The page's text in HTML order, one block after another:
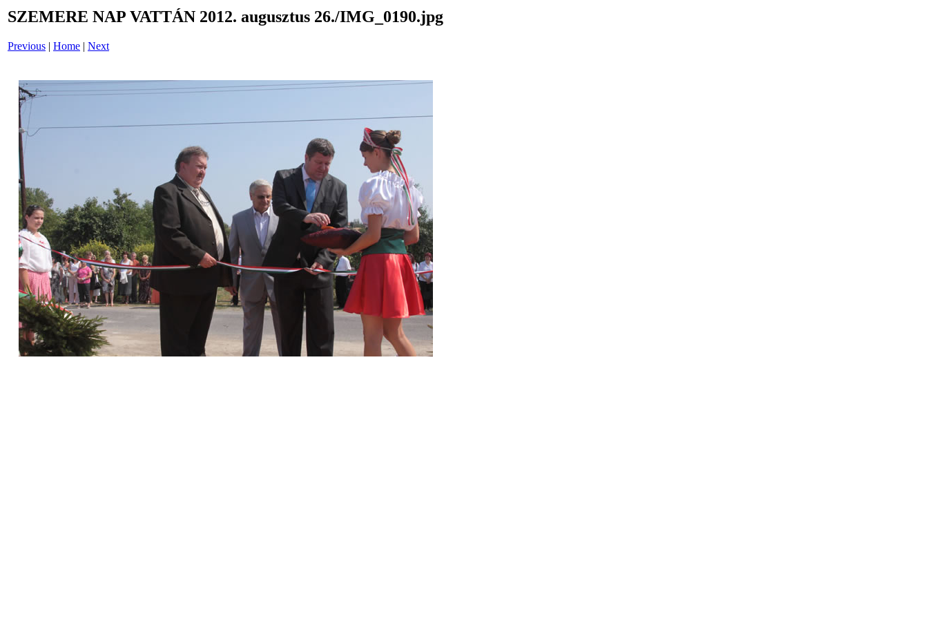
SZEMERE NAP VATTÁN 2012. augusztus 26./IMG_0190.jpg
Previous | Home | Next